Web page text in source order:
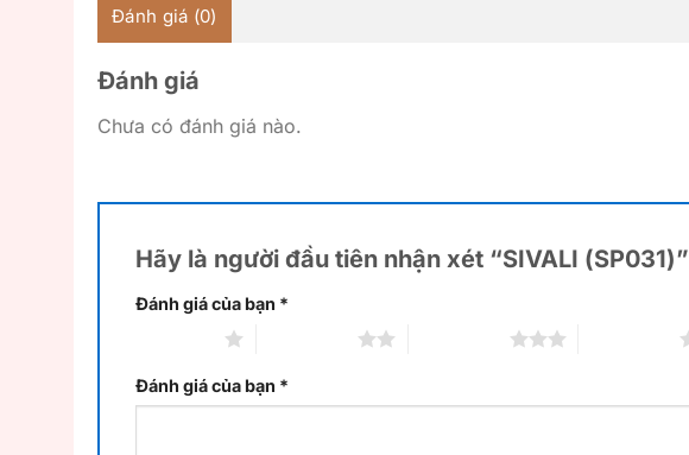
Đánh giá (0)
Đánh giá
Chưa có đánh giá nào.
Hãy là người đầu tiên nhận xét “SIVALI (SP031)”
Đánh giá của bạn *
Đánh giá của bạn *